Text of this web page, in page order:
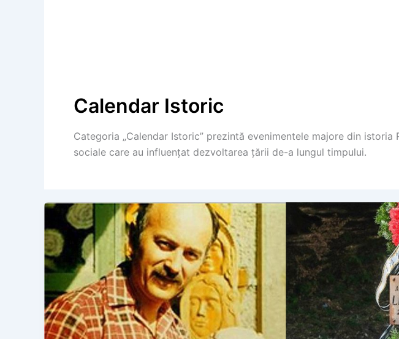
Calendar Istoric
Categoria „Calendar Istoric” prezintă evenimentele majore din
sociale care au influențat dezvoltarea țării de-a lungul timpului.